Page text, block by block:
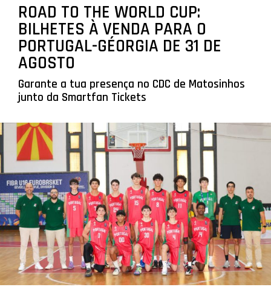
ROAD TO THE WORLD CUP:
BILHETES À VENDA PARA O
PORTUGAL-GÉORGIA DE 31 DE
AGOSTO
Garante a tua presença no CDC de Matosinhos
junto da Smartfan Tickets